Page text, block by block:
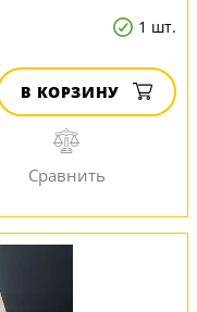
1 шт.
В КОРЗИНУ